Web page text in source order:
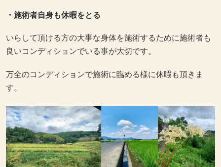
・施術者自身も休暇をとる
いらして頂ける方の大事な身体を施術するために施術者も
良いコンディションでいる事が大切です。
万全のコンディションで施術に臨める様に休暇も頂きま
す。